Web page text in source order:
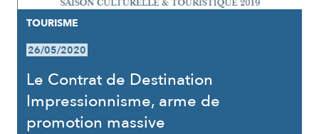
TOURISME
26/05/2020
Le Contrat de Destination
Impressionnisme, arme de
promotion massive